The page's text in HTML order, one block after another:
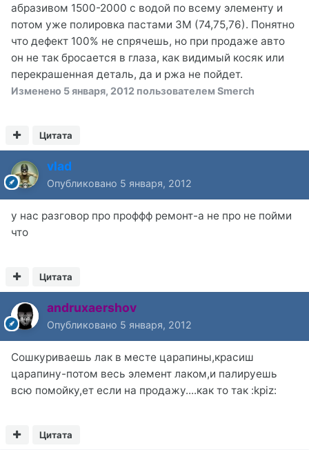
абразивом 1500-2000 с водой по всему элементу и
потом уже полировка пастами 3М (74,75,76). Понятно
что дефект 100% не спрячешь, но при продаже авто
он не так бросается в глаза, как видимый косяк или
перекрашенная деталь, да и ржа не пойдет.
Изменено 5 января, 2012 пользователем Smerch
Цитата
vlad
Опубликовано 5 января, 2012
у нас разговор про проффф ремонт-а не про не пойми
что
Цитата
andruxaershov
Опубликовано 5 января, 2012
Сошкуриваешь лак в месте царапины,красиш
царапину-потом весь элемент лаком,и палируешь
всю помойку,ет если на продажу....как то так :kpiz:
Цитата